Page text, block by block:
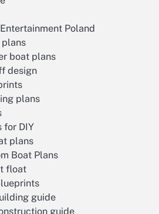
Poland
boat plans
design
plans
for DIY
plans
Boat Plans
float
guide
guide